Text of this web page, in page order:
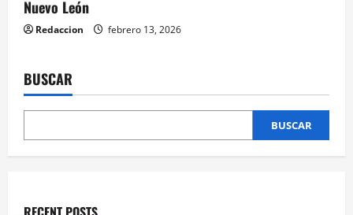
Nuevo León
Redaccion febrero 13, 2026
BUSCAR
BUSCAR